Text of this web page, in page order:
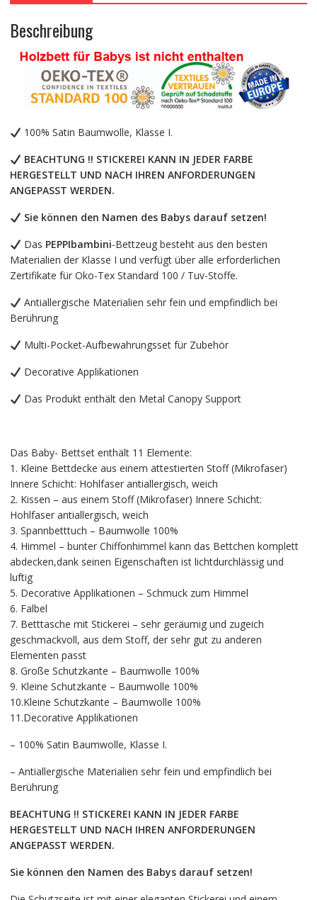
100%
Baumwolle
mit
Stickerei
Moskitonetz
Menge
Beschreibung
100% Satin Baumwolle, Klasse I.
BEACHTUNG !! STICKEREI KANN IN JEDER FARBE
HERGESTELLT UND NACH IHREN ANFORDERUNGEN
ANGEPASST WERDEN.
Sie können den Namen des Babys darauf setzen!
Das PEPPIbambini-Bettzeug besteht aus den besten
Materialien der Klasse I und verfügt über alle erforderlichen
Zertifikate für Oko-Tex Standard 100 / Tuv-Stoffe.
Antiallergische Materialien sehr fein und empfindlich bei
Berührung
Multi-Pocket-Aufbewahrungsset für Zubehör
Decorative Applikationen
Das Produkt enthält den Metal Canopy Support
Das Baby- Bettset enthält 11 Elemente:
1. Kleine Bettdecke aus einem attestierten Stoff (Mikrofaser)
Innere Schicht: Hohlfaser antiallergisch, weich
2. Kissen – aus einem Stoff (Mikrofaser) Innere Schicht:
Hohlfaser antiallergisch, weich
3. Spannbetttuch – Baumwolle 100%
4. Himmel – bunter Chiffonhimmel kann das Bettchen komplett
abdecken,dank seinen Eigenschaften ist lichtdurchlässig und
luftig
5. Decorative Applikationen – Schmuck zum Himmel
6. Falbel
7. Betttasche mit Stickerei – sehr geräumig und zugeich
geschmackvoll, aus dem Stoff, der sehr gut zu anderen
Elementen passt
8. Große Schutzkante – Baumwolle 100%
9. Kleine Schutzkante – Baumwolle 100%
10.Kleine Schutzkante – Baumwolle 100%
11.Decorative Applikationen
– 100% Satin Baumwolle, Klasse I.
– Antiallergische Materialien sehr fein und empfindlich bei
Berührung
BEACHTUNG !! STICKEREI KANN IN JEDER FARBE
HERGESTELLT UND NACH IHREN ANFORDERUNGEN
ANGEPASST WERDEN.
Sie können den Namen des Babys darauf setzen!